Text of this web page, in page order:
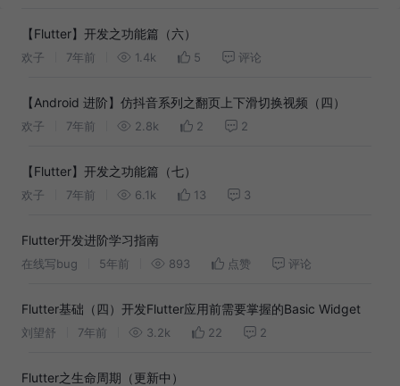
【Flutter】开发之功能篇（六）
欢子 7年前 1.4k 5 评论
【Android 进阶】仿抖音系列之翻页上下滑切换视频（四）
欢子 7年前 2.8k 2 2
【Flutter】开发之功能篇（七）
欢子 7年前 6.1k 13 3
Flutter开发进阶学习指南
在线写bug 5年前 893 点赞 评论
Flutter基础（四）开发Flutter应用前需要掌握的Basic Widget
刘望舒 7年前 3.2k 22 2
Flutter之生命周期（更新中）